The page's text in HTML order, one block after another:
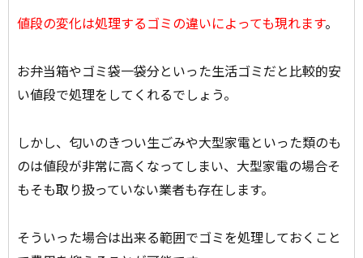
値段の変化は処理するゴミの違いによっても現れます。
お弁当箱やゴミ袋一袋分といった生活ゴミだと比較的安
い値段で処理をしてくれるでしょう。
しかし、匂いのきつい生ごみや大型家電といった類のも
のは値段が非常に高くなってしまい、大型家電の場合そ
もそも取り扱っていない業者も存在します。
そういった場合は出来る範囲でゴミを処理しておくこと